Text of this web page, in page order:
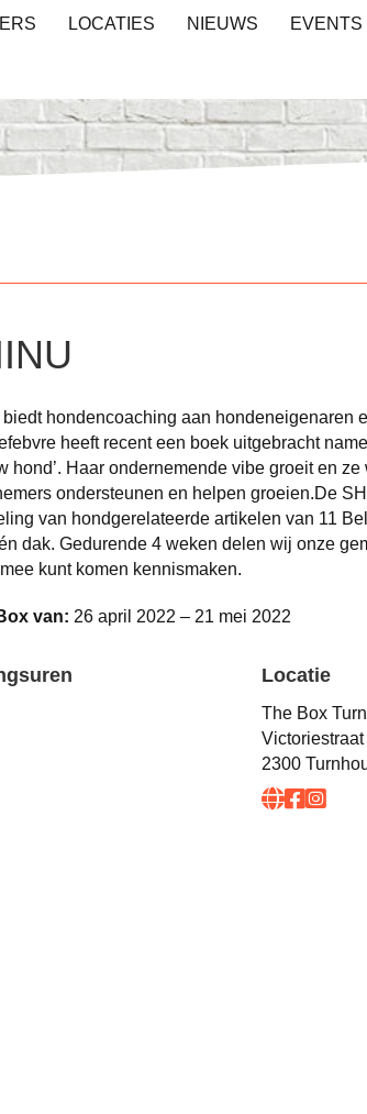
LOCATIES NIEUWS EVENTS
hondencoaching aan hondeneigenaren
heeft recent een boek uitgebracht
hond’. Haar ondernemende vibe groeit en
ondersteunen en helpen groeien.De
van hondgerelateerde artikelen van 11
dak. Gedurende 4 weken delen wij onze
kunt komen kennismaken.
van: 26 april 2022 – 21 mei 2022
Locatie
The Box
Victoriestraat
2300